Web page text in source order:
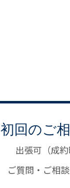
初回のご
出張可（成約
ご質問・ご相